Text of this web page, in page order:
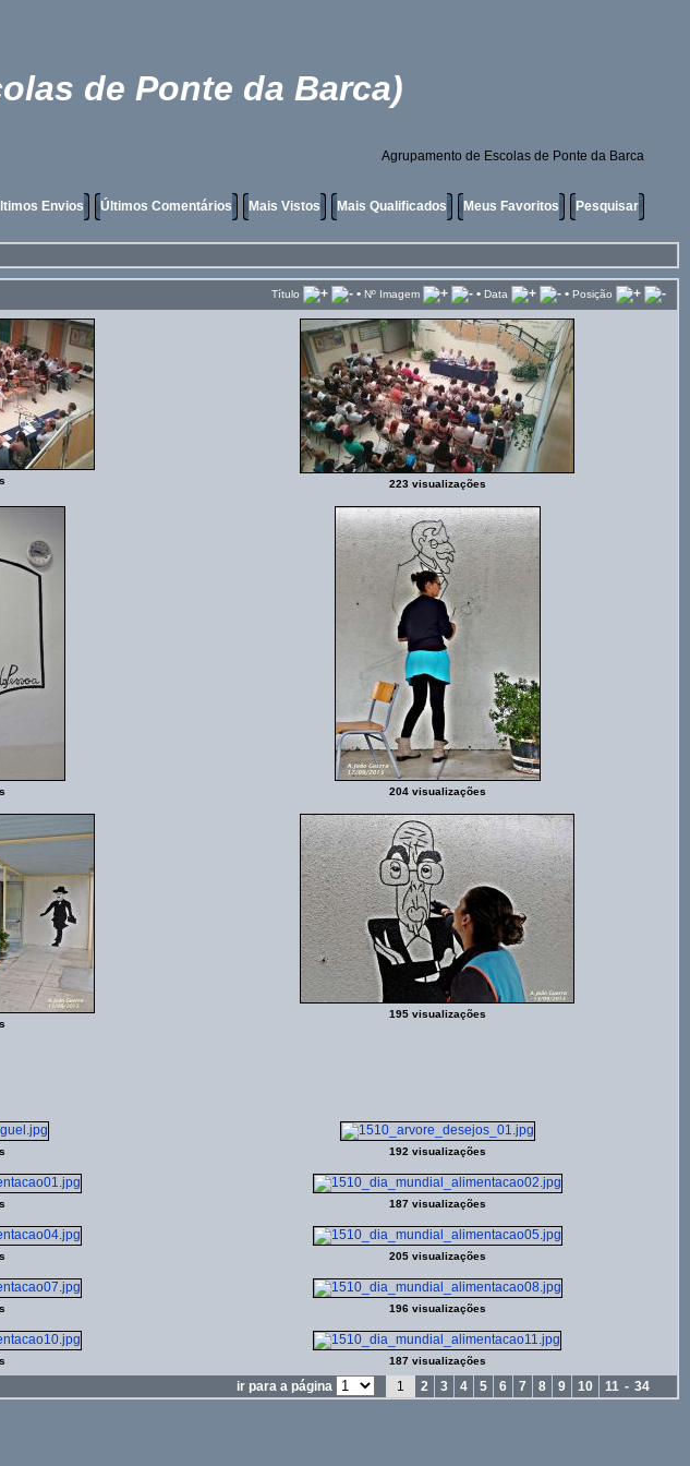
de Ponte da Barca)
Agrupamento de Escolas de Ponte da Barca
Envios Últimos Comentários Mais Vistos Mais Qualificados Meus Favoritos Pesquisar
Título • Nº Imagem • Data • Posição
223 visualizações
204 visualizações
195 visualizações
192 visualizações
187 visualizações
205 visualizações
196 visualizações
187 visualizações
ir para a página 1 2 3 4 5 6 7 8 9 10 11 - 34